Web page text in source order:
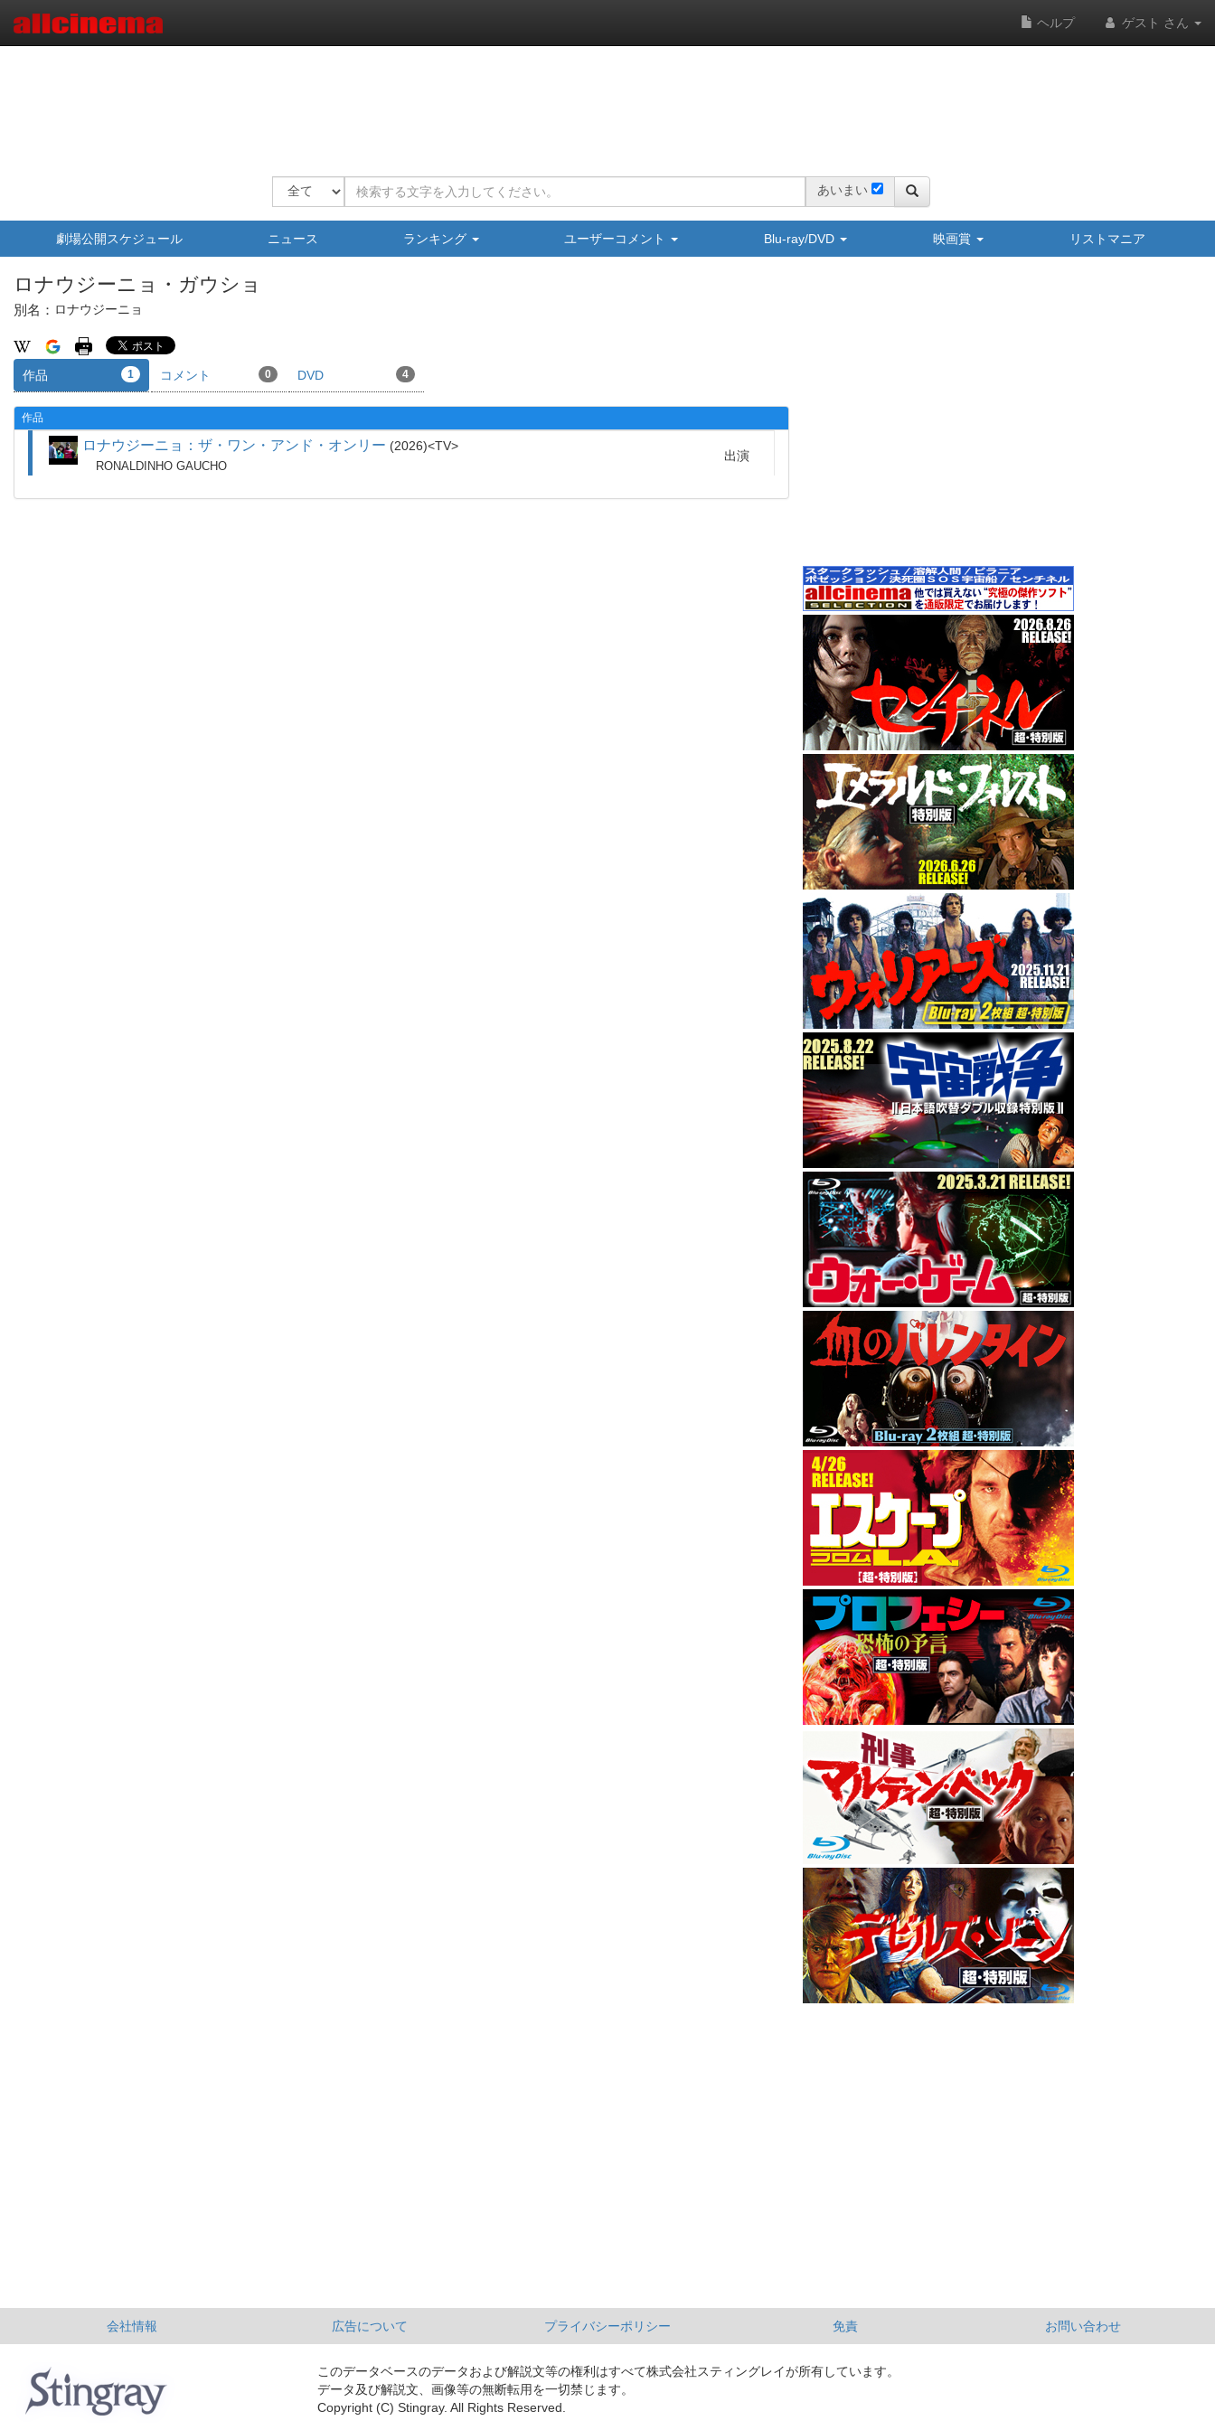
ヘルプ ゲスト さん
あいまい
劇場公開スケジュール ニュース ランキング ユーザーコメント Blu-ray/DVD 映画賞 リストマニア
ロナウジーニョ・ガウショ
別名： ロナウジーニョ
作品 1 コメント 0 DVD 4
作品
ロナウジーニョ：ザ・ワン・アンド・オンリー 2026 TV
RONALDINHO GAUCHO
出演
会社情報 広告について プライバシーポリシー 免責 お問い合わせ
このデータベースのデータおよび解説文等の権利はすべて株式会社スティングレイが所有しています。
データ及び解説文、画像等の無断転用を一切禁じます。
Copyright (C) Stingray. All Rights Reserved.